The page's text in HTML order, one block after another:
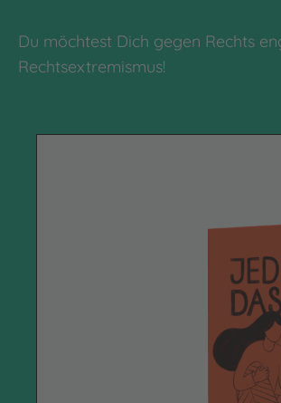
Du möchtest Dich gegen Rechts
Rechtsextremismus!